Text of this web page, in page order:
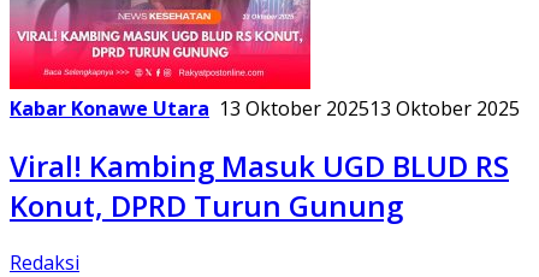
Kabar Konawe Utara 13 Oktober 202513 Oktober 2025
Viral! Kambing Masuk UGD BLUD RS
Konut, DPRD Turun Gunung
Redaksi